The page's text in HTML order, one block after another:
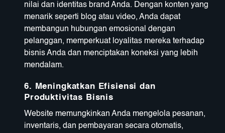
nilai dan identitas brand Anda. Dengan konten yang
menarik seperti blog atau video, Anda dapat
membangun hubungan emosional dengan
pelanggan, memperkuat loyalitas mereka terhadap
bisnis Anda dan menciptakan koneksi yang lebih
mendalam.
6.
Meningkatkan Efisiensi dan
Produktivitas Bisnis
Website memungkinkan Anda mengelola pesanan,
inventaris, dan pembayaran secara otomatis,